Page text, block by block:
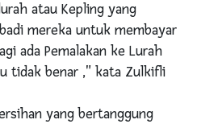
atau Kepling yang
mereka untuk membayar
ada Pemalakan ke Lurah
tidak benar ," kata Zulkifli
yang bertanggung